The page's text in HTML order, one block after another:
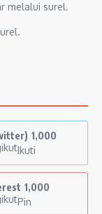
melalui surel.
1,000
Ikuti
1,000
Pin